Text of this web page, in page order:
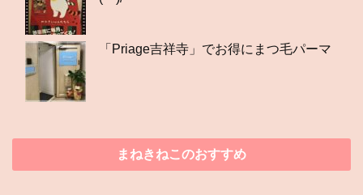
「Priage吉祥寺」でお得にまつ毛パーマ
まねきねこのおすすめ